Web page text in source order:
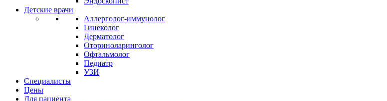
Детские врачи
Аллерголог-иммунолог
Гинеколог
Дерматолог
Оториноларинголог
Офтальмолог
Педиатр
УЗИ
Специалисты
Цены
Для пациента